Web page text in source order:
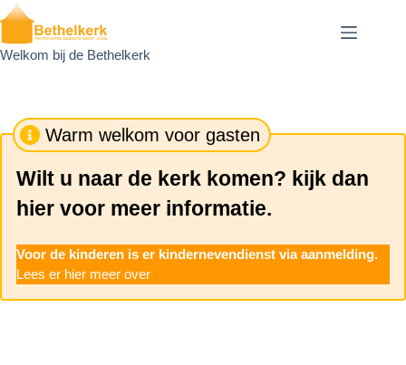
Ga
de
Welkom bij de Bethelkerk
Warm welkom voor gasten
Wilt u naar de kerk komen? kijk dan
hier voor meer informatie.
Voor de kinderen is er kindernevendienst via aanmelding.
Lees er hier meer over